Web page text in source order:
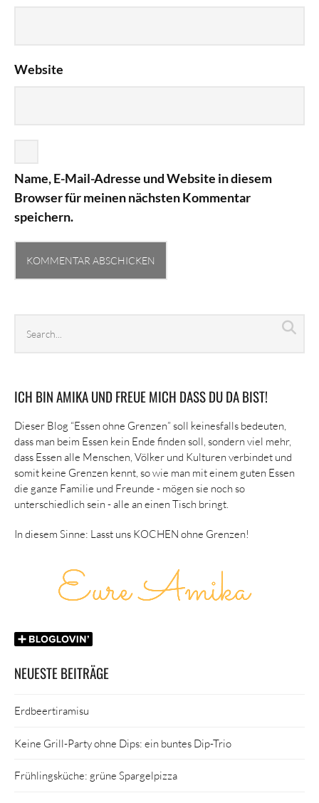
Website
Name, E-Mail-Adresse und Website in diesem
Browser für meinen nächsten Kommentar
speichern.
archives
ICH BIN AMIKA UND FREUE MICH DASS DU DA BIST!
Dieser Blog “Essen ohne Grenzen” soll keinesfalls bedeuten,
dass man beim Essen kein Ende finden soll, sondern viel mehr,
dass Essen alle Menschen, Völker und Kulturen verbindet und
somit keine Grenzen kennt, so wie man mit einem guten Essen
die ganze Familie und Freunde - mögen sie noch so
unterschiedlich sein - alle an einen Tisch bringt.
In diesem Sinne: Lasst uns KOCHEN ohne Grenzen!
NEUESTE BEITRÄGE
Erdbeertiramisu
Keine Grill-Party ohne Dips: ein buntes Dip-Trio
Frühlingsküche: grüne Spargelpizza